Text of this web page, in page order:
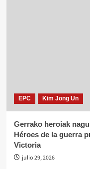
EPC Kim Jong Un
Gerrako heroiak
Héroes de la guerra
Victoria
julio 29, 2026